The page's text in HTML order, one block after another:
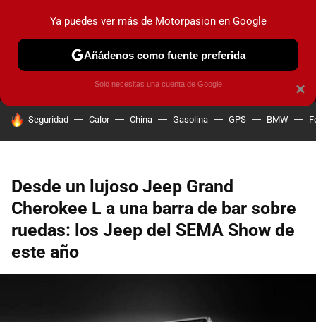
MENÚ NUEVO
COCHES ELÉCTRICOS OBSERVATORIO
HOY SE HABLA DE
Seguridad Calor China Gasolina GPS BMW
Desde un lujoso Jeep Grand
Cherokee L a una barra de bar sobre
ruedas: los Jeep del SEMA Show de
este año
×
Ya puedes ver más de Motorpasion en Google
Añádenos como fuente preferida
Solo necesitas una cuenta de Google